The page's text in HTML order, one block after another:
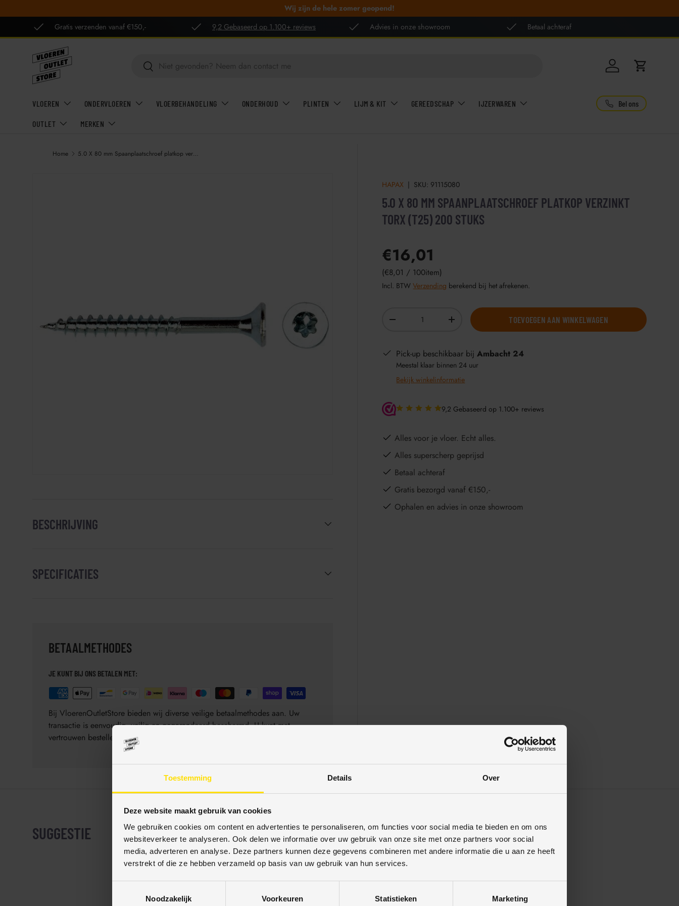
Toestemming Details Over
Deze website maakt gebruik van cookies
We gebruiken cookies om content en advertenties te personaliseren, om functies voor social media te bieden en om ons
websiteverkeer te analyseren. Ook delen we informatie over uw gebruik van onze site met onze partners voor social
media, adverteren en analyse. Deze partners kunnen deze gegevens combineren met andere informatie die u aan ze heeft
verstrekt of die ze hebben verzameld op basis van uw gebruik van hun services.
Noodzakelijk Voorkeuren Statistieken Marketing
GA NAAR INHOUD
Wij zijn de hele zomer geopend!
Gratis verzenden vanaf €150,-
9,2 Gebaseerd op 1.100+ reviews Advies in onze showroom Betaal achteraf
Zoeken
Zoeken Inloggen
VLOEREN ONDERVLOEREN VLOERBEHANDELING ONDERHOUD PLINTEN LIJM & KIT GEREEDSCHAP IJZERWAREN
OUTLET MERKEN
Bel ons
Home 5.0 X 80 mm Spaanplaatschroef platkop verzinkt Torx (T25) 200 stuks
HAPAX | SKU: 91115080
5.0 X 80 MM SPAANPLAATSCHROEF PLATKOP VERZINKT
TORX (T25) 200 STUKS
€16,01
Eenheid prijs
€8,01 / 100item
Incl. BTWVerzending berekend bij het afrekenen.
-
+ TOEVOEGEN AAN WINKELWAGEN
Pick-up beschikbaar bijAmbacht 24
Meestal klaar binnen 24 uur
Bekijk winkelinformatie
9,2 Gebaseerd op 1.100+ reviews
Alles voor je vloer. Echt alles.
Alles superscherp geprijsd
Betaal achteraf
Gratis bezorgd vanaf €150,-
Ophalen en advies in onze showroom
BESCHRIJVING
SPECIFICATIES
BETAALMETHODES
JE KUNT BIJ ONS BETALEN MET:
Bij VloerenOutletStore bieden wij diverse veilige betaalmethodes aan. Uw
transactie is eenvoudig, veilig en gegarandeerd beschermd. U kunt met
vertrouwen bestellen.
SUGGESTIE